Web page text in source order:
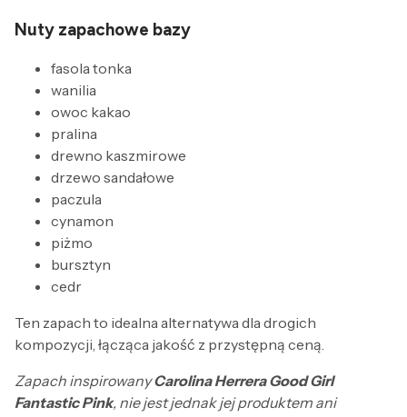
Nuty zapachowe bazy
fasola tonka
wanilia
owoc kakao
pralina
drewno kaszmirowe
drzewo sandałowe
paczula
cynamon
piżmo
bursztyn
cedr
Ten zapach to idealna alternatywa dla drogich
kompozycji, łącząca jakość z przystępną ceną.
Zapach inspirowanyCarolina Herrera Good Girl
Fantastic Pink, nie jest jednak jej produktem ani